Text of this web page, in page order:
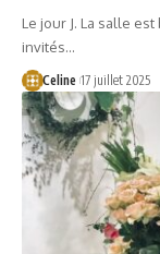
Le jour J. La salle
invités…
Celine 17 juillet 2025